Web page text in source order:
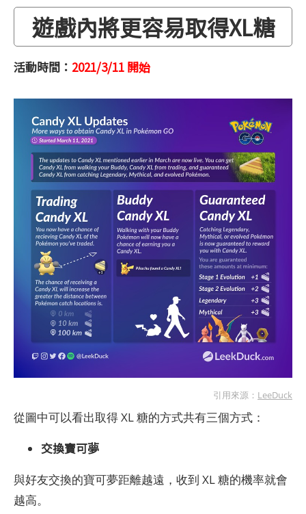
遊戲內將更容易取得XL糖
活動時間： 2021/3/11 開始
引用來源： LeeDuck
從圖中可以看出取得 XL 糖的方式共有三個方式：
交換寶可夢
與好友交換的寶可夢距離越遠，收到 XL 糖的機率就會
越高。